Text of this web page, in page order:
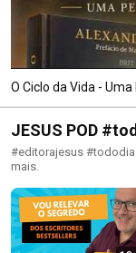
O Ciclo da Vida -
JESUS POD
#editorajesus
mais.